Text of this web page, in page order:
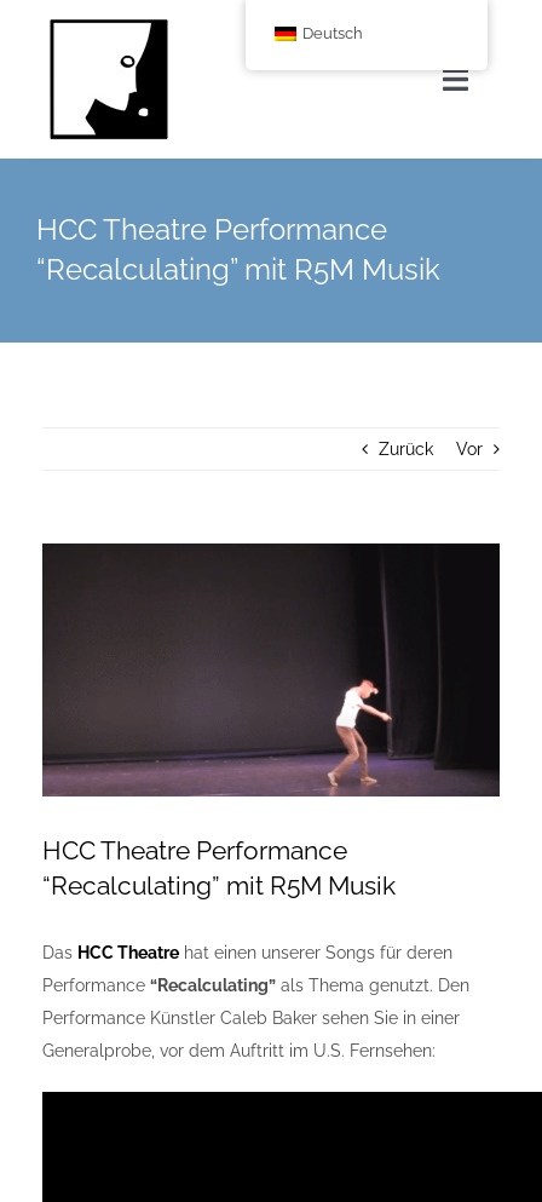
Über uns
Impressum
HCC Theatre Performance
“Recalculating” mit R5M Musik
Zurück Vor
HCC Theatre Performance
“Recalculating” mit R5M Musik
Das HCC Theatre hat einen unserer Songs für deren
Performance “Recalculating” als Thema genutzt. Den
Performance Künstler Caleb Baker sehen Sie in einer
Generalprobe, vor dem Auftritt im U.S. Fernsehen:
Deutsch